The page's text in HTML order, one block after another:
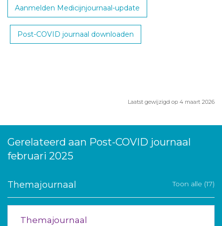
Aanmelden Medicijnjournaal-update
Post-COVID journaal downloaden
Laatst gewijzigd op 4 maart 2026
Gerelateerd aan Post-COVID journaal
februari 2025
Themajournaal Toon alle (17)
Themajournaal